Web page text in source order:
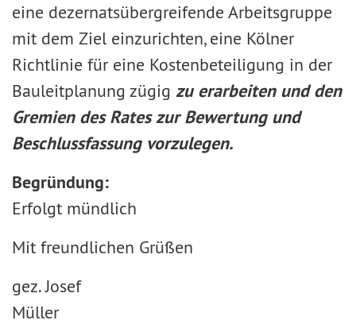
eine dezernatsübergreifende Arbeitsgruppe
mit dem Ziel einzurichten, eine Kölner
Richtlinie für eine Kostenbeteiligung in der
Bauleitplanung zügig zu erarbeiten und den
Gremien des Rates zur Bewertung und
Beschlussfassung vorzulegen.
Begründung:
Erfolgt mündlich
Mit freundlichen Grüßen
gez. Josef
Müller